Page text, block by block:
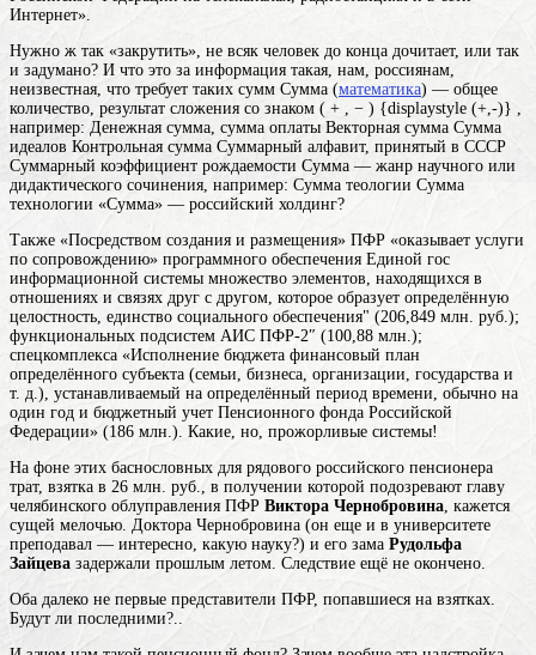
Интернет».
Нужно ж так «закрутить», не всяк человек до конца дочитает, или так
и задумано? И что это за информация такая, нам, россиянам,
неизвестная, что требует таких сумм Сумма (математика) — общее
количество, результат сложения со знаком ( + , − ) {displaystyle (+,-)} ,
например: Денежная сумма, сумма оплаты Векторная сумма Сумма
идеалов Контрольная сумма Суммарный алфавит, принятый в СССР
Суммарный коэффициент рождаемости Сумма — жанр научного или
дидактического сочинения, например: Сумма теологии Сумма
технологии «Сумма» — российский холдинг?
Также «Посредством создания и размещения» ПФР «оказывает услуги
по сопровождению» программного обеспечения Единой гос
информационной системы множество элементов, находящихся в
отношениях и связях друг с другом, которое образует определённую
целостность, единство социального обеспечения" (206,849 млн. руб.);
функциональных подсистем АИС ПФР-2″ (100,88 млн.);
спецкомплекса «Исполнение бюджета финансовый план
определённого субъекта (семьи, бизнеса, организации, государства и
т. д.), устанавливаемый на определённый период времени, обычно на
один год и бюджетный учет Пенсионного фонда Российской
Федерации» (186 млн.). Какие, но, прожорливые системы!
На фоне этих баснословных для рядового российского пенсионера
трат, взятка в 26 млн. руб., в получении которой подозревают главу
челябинского облуправления ПФР Виктора Чернобровина , кажется
сущей мелочью. Доктора Чернобровина (он еще и в университете
преподавал — интересно, какую науку?) и его зама Рудольфа
Зайцева задержали прошлым летом. Следствие ещё не окончено.
Оба далеко не первые представители ПФР, попавшиеся на взятках.
Будут ли последними?..